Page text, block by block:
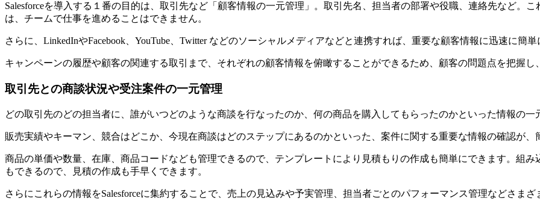
Salesforceを導入する１番の目的は、取引先など「顧客情報の一元管理」。取引先名、担当者の部署や役職、連絡先など。
は、チームで仕事を進めることはできません。
さらに、LinkedInやFacebook、YouTube、Twitter などのソーシャルメディアなどと連携すれば、重要な顧客情報に迅速に簡
キャンペーンの履歴や顧客の関連する取引まで、それぞれの顧客情報を俯瞰することができるため、顧客の問題点を把握
取引先との商談状況や受注案件の一元管理
どの取引先のどの担当者に、誰がいつどのような商談を行なったのか、何の商品を購入してもらったのかといった情報の一
販売実績やキーマン、競合はどこか、今現在商談はどのステップにあるのかといった、案件に関する重要な情報の確認が
商品の単価や数量、在庫、商品コードなども管理できるので、テンプレートにより見積もりの作成も簡単にできます。組
もできるので、見積の作成も手早くできます。
さらにこれらの情報をSalesforceに集約することで、売上の見込みや予実管理、担当者ごとのパフォーマンス管理などさま